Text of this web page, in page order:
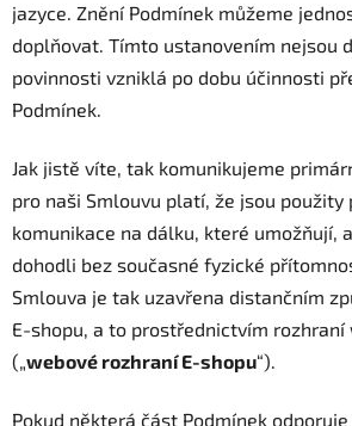
jazyce. Znění Podmínek můžeme
doplňovat. Tímto ustanovením nejsou
povinnosti vzniklá po dobu účinnosti
Podmínek.
Jak jistě víte, tak komunikujeme
pro naši Smlouvu platí, že jsou použity
komunikace na dálku, které umožňují,
dohodli bez současné fyzické
Smlouva je tak uzavřena distančním
E-shopu, a to prostřednictvím rozhraní
(„webové rozhraní E-shopu“).
Pokud některá část Podmínek